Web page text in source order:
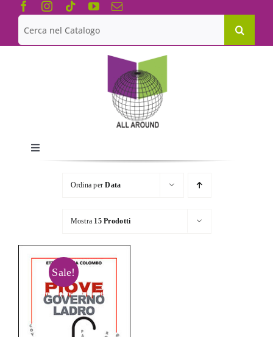
Salta
contenuto
Cerca
per:
Toggle
Navigation
Chi siamo
Le Collane
Catalogo
Ordina perData
Mostra 15 Prodotti
Sale!